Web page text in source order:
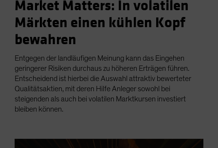
Market Matters: In volatilen
Märkten einen kühlen Kopf
bewahren
Entgegen der landläufigen Meinung kann das Eingehen
geringerer Risiken durchaus zu höheren Erträgen führen.
Entscheidend ist hierbei die Auswahl attraktiv bewerteter
Qualitätsaktien, mit deren Hilfe Anleger sowohl bei
steigenden als auch bei volatilen Marktkursen investiert
bleiben können.